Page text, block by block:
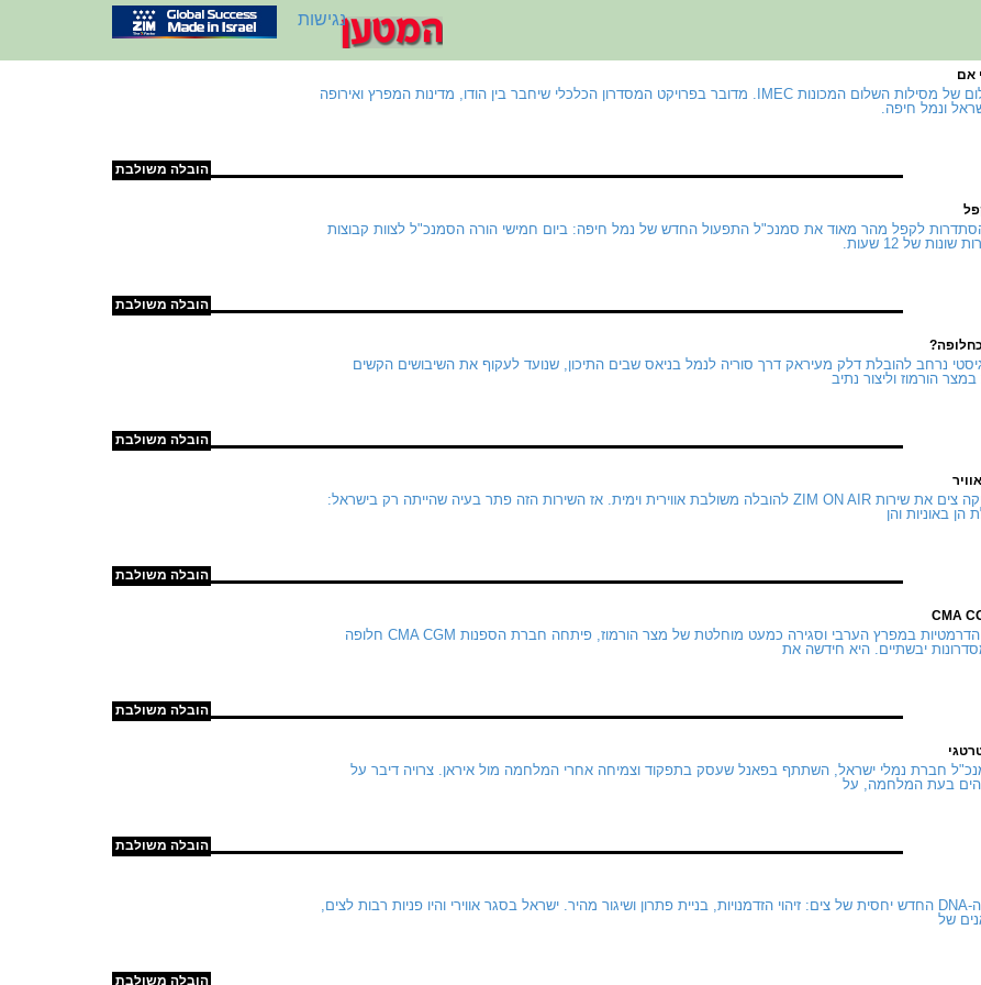
נגישות
הובלה משולבת
אם
הנה חזרנו לחלום של מסילות השלום המכונות IMEC. מדובר בפרויקט המסדרון הכלכלי שיחבר בין הודו, מדינות המפרץ ואירופה
ונמל חיפה.
הובלה משולבת
לקפל מהר מאוד את סמנכ"ל התפעול החדש של נמל חיפה: ביום חמישי הורה הסמנכ"ל לצוות קבוצות
של 12 שעות.
הובלה משולבת
נרחב להובלת דלק מעיראק דרך סוריה לנמל בניאס שבים התיכון, שנועד לעקוף את השיבושים הקשים
הורמוז וליצור נתיב
הובלה משולבת
ביוני 2025 השיקה צים את שירות ZIM ON AIR להובלה משולבת אווירית וימית. אז השירות הזה פתר בעיה שהייתה רק בישראל:
הן באוניות והן
הובלה משולבת
לאור הנסיבות הדרמטיות במפרץ הערבי וסגירה כמעט מוחלטת של מצר הורמוז, פיתחה חברת הספנות CMA CGM חלופה
יבשתיים. היא חידשה את
הובלה משולבת
חברת נמלי ישראל, השתתף בפאנל שעסק בתפקוד וצמיחה אחרי המלחמה מול איראן. צרויה דיבר על
הים בעת המלחמה, על
הובלה משולבת
כבר ראינו את ה-DNA החדש יחסית של צים: זיהוי הזדמנויות, בניית פתרון ושיגור מהיר. ישראל בסגר אווירי והיו פניות רבות לצים,
של